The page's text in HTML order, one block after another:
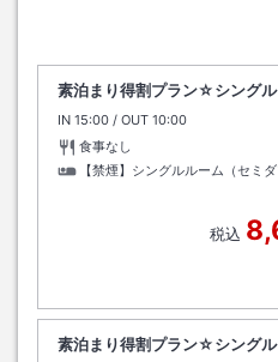
素泊まり得割プラン☆シング
IN チェックイン
15:00 / OUT チェックアウト
10:00
食事なし
【禁煙】シングルルーム（セミダ
税込
素泊まり得割プラン☆シング